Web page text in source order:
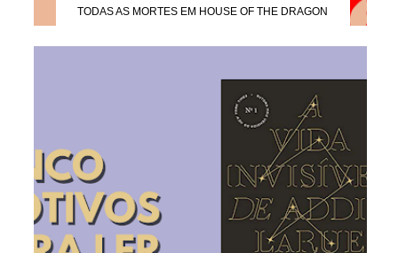
TODAS AS MORTES EM HOUSE OF THE DRAGON